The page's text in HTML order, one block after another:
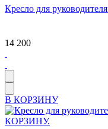
Кресло для
14 200
В КОРЗИНУ